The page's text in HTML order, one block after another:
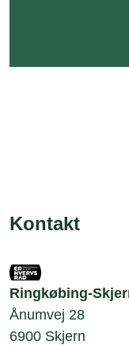
Kontakt
Ringkøbing-
Ånumvej 28
6900 Skjern